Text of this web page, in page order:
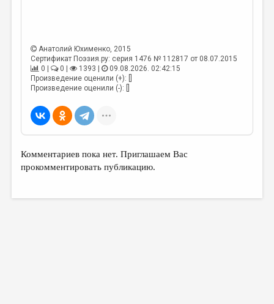
ЭССЕИСТИКА
ЛИТЕРАТУРОВЕДЕНИЕ
ПУБЛИЦИСТИКА
ЦИКЛЫ ПУБЛИКАЦИЙ
Анатолий Юхименко, 2015
Сертификат Поэзия.ру: серия 1476 № 112817 от 08.07.2015
0 |
0 | 1393 |
09.08.2026. 02:42:15
Произведение оценили (+): []
Произведение оценили (-): []
Комментариев пока нет. Приглашаем Вас
прокомментировать публикацию.